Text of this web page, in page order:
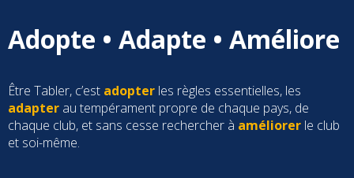
Adopte • Adapte • Améliore
Être Tabler, c’est adopter les règles essentielles, les
adapter au tempérament propre de chaque pays, de
chaque club, et sans cesse rechercher à améliorer le club
et soi-même.